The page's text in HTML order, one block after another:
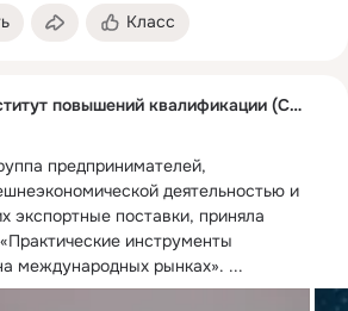
Класс
Сибирский институт повышений квалификации (СИПК)
предпринимателей,
деятельностью и
поставки, приняла
инструменты
международных рынках». ...